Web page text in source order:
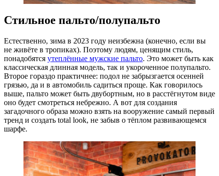
Стильное пальто/полупальто
Естественно, зима в 2023 году неизбежна (конечно, если вы
не живёте в тропиках). Поэтому людям, ценящим стиль,
понадобятся утеплённые мужские пальто. Это может быть как
классическая длинная модель, так и укороченное полупальто.
Второе гораздо практичнее: подол не забрызгается осенней
грязью, да и в автомобиль садиться проще. Как говорилось
выше, пальто может быть двубортным, но в расстёгнутом виде
оно будет смотреться небрежно. А вот для создания
загадочного образа можно взять на вооружение самый первый
тренд и создать total look, не забыв о тёплом развивающемся
шарфе.